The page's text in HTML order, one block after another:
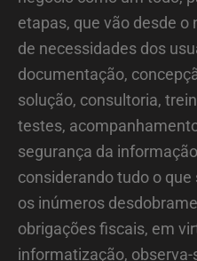
etapas, que vão desde
de necessidades dos
documentação,
solução, consultoria,
testes,
segurança da
considerando tudo o
os inúmeros
obrigações fiscais, em
informatização,